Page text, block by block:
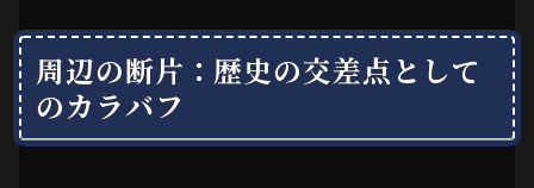
周辺の断片：歴史の交差点として
のカラバフ